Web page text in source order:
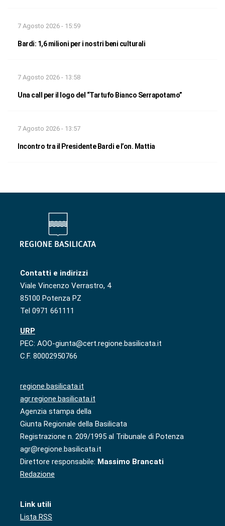
7 Agosto 2026 - 15:59
Bardi: 1,6 milioni per i nostri beni culturali
7 Agosto 2026 - 13:58
Una call per il logo del “Tartufo Bianco Serrapotamo”
7 Agosto 2026 - 13:57
Incontro tra il Presidente Bardi e l’on. Mattia
Contatti e indirizzi
Viale Vincenzo Verrastro, 4
85100 Potenza PZ
Tel 0971 661111
URP
PEC: AOO-giunta@cert.regione.basilicata.it
C.F. 80002950766
regione.basilicata.it
agr.regione.basilicata.it
Agenzia stampa della
Giunta Regionale della Basilicata
Registrazione n. 209/1995 al Tribunale di Potenza
agr@regione.basilicata.it
Direttore responsabile: Massimo Brancati
Redazione
Link utili
Lista RSS